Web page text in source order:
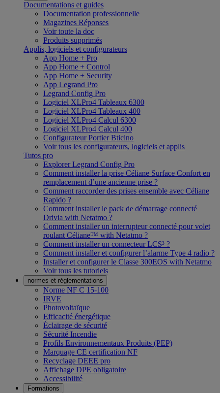
Documentations et guides
Documentation professionnelle
Magazines Réponses
Voir toute la doc
Produits supprimés
Applis, logiciels et configurateurs
App Home + Pro
App Home + Control
App Home + Security
App Legrand Pro
Legrand Config Pro
Logiciel XLPro4 Tableaux 6300
Logiciel XLPro4 Tableaux 400
Logiciel XLPro4 Calcul 6300
Logiciel XLPro4 Calcul 400
Configurateur Portier Bticino
Voir tous les configurateurs, logiciels et applis
Tutos pro
Explorer Legrand Config Pro
Comment installer la prise Céliane Surface Confort en
remplacement d’une ancienne prise ?
Comment raccorder des prises ensemble avec Céliane
Rapido ?
Comment installer le pack de démarrage connecté
Drivia with Netatmo ?
Comment installer un interrupteur connecté pour volet
roulant Céliane™ with Netatmo ?
Comment installer un connecteur LCS³ ?
Comment installer et configurer l’alarme Type 4 radio ?
Installer et configurer le Classe 300EOS with Netatmo
Voir tous les tutoriels
normes et réglementations
Norme NF C 15-100
IRVE
Photovoltaïque
Efficacité énergétique
Éclairage de sécurité
Sécurité Incendie
Profils Environnementaux Produits (PEP)
Marquage CE certification NF
Recyclage DEEE pro
Affichage DPE obligatoire
Accessibilité
Formations